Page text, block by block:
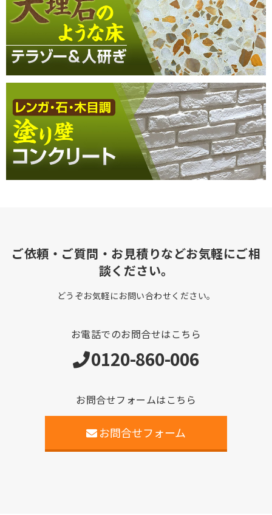
ご依頼・ご質問・お見積りなどお気軽にご相
談ください。
どうぞお気軽にお問い合わせください。
お電話でのお問合せはこちら
0120-860-006
お問合せフォームはこちら
お問合せフォーム